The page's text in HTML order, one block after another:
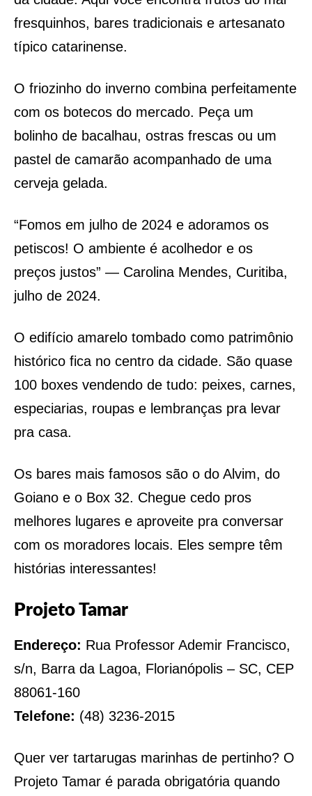
fresquinhos, bares tradicionais e artesanato
típico catarinense.
O friozinho do inverno combina perfeitamente
com os botecos do mercado. Peça um
bolinho de bacalhau, ostras frescas ou um
pastel de camarão acompanhado de uma
cerveja gelada.
“Fomos em julho de 2024 e adoramos os
petiscos! O ambiente é acolhedor e os
preços justos” — Carolina Mendes, Curitiba,
julho de 2024.
O edifício amarelo tombado como patrimônio
histórico fica no centro da cidade. São quase
100 boxes vendendo de tudo: peixes, carnes,
especiarias, roupas e lembranças pra levar
pra casa.
Os bares mais famosos são o do Alvim, do
Goiano e o Box 32. Chegue cedo pros
melhores lugares e aproveite pra conversar
com os moradores locais. Eles sempre têm
histórias interessantes!
Projeto Tamar
Endereço: Rua Professor Ademir Francisco,
s/n, Barra da Lagoa, Florianópolis – SC, CEP
88061-160
Telefone: (48) 3236-2015
Quer ver tartarugas marinhas de pertinho? O
Projeto Tamar é parada obrigatória quando